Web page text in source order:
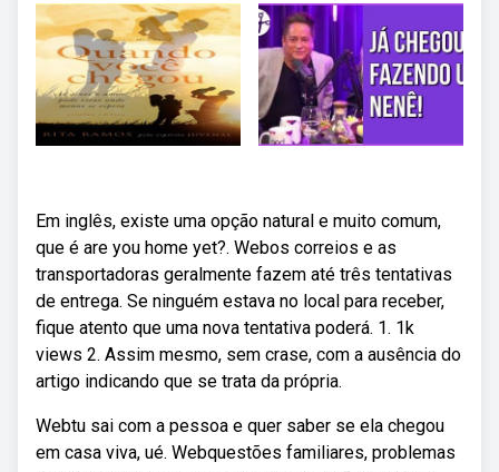
Em inglês, existe uma opção natural e muito comum,
que é are you home yet?. Webos correios e as
transportadoras geralmente fazem até três tentativas
de entrega. Se ninguém estava no local para receber,
fique atento que uma nova tentativa poderá. 1. 1k
views 2. Assim mesmo, sem crase, com a ausência do
artigo indicando que se trata da própria.
Webtu sai com a pessoa e quer saber se ela chegou
em casa viva, ué. Webquestões familiares, problemas